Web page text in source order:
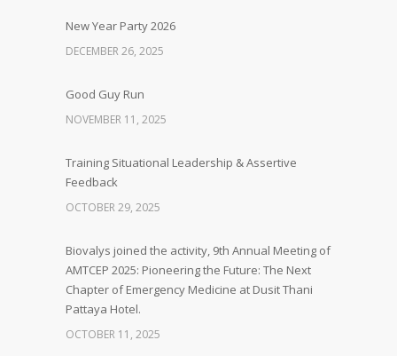
New Year Party 2026
DECEMBER 26, 2025
Good Guy Run
NOVEMBER 11, 2025
Training Situational Leadership & Assertive
Feedback
OCTOBER 29, 2025
Biovalys joined the activity, 9th Annual Meeting of
AMTCEP 2025: Pioneering the Future: The Next
Chapter of Emergency Medicine at Dusit Thani
Pattaya Hotel.
OCTOBER 11, 2025